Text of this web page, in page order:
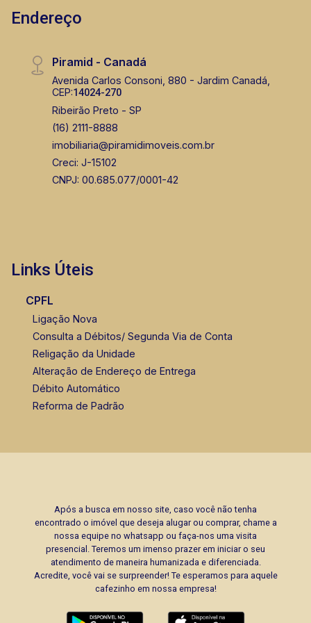
Thamiris Leandra Benevides
(16) 99263-0551
Corretor(a) Online
CRECI 234.175 - Venda
Corretor(a) Online
Endereço
Piramid - Canadá
Avenida Carlos Consoni, 880 - Jardim Canadá,
CEP:14024-270
Ribeirão Preto - SP
(16) 2111-8888
imobiliaria@piramidimoveis.com.br
Creci: J-15102
CNPJ: 00.685.077/0001-42
Links Úteis
CPFL
Ligação Nova
Consulta a Débitos/ Segunda Via de Conta
Religação da Unidade
Alteração de Endereço de Entrega
Débito Automático
Reforma de Padrão
Após a busca em nosso site, caso você não tenha
encontrado o imóvel que deseja alugar ou comprar, chame a
nossa equipe no whatsapp ou faça-nos uma visita
presencial. Teremos um imenso prazer em iniciar o seu
atendimento de maneira humanizada e diferenciada.
Acredite, você vai se surpreender! Te esperamos para aquele
cafezinho em nossa empresa!